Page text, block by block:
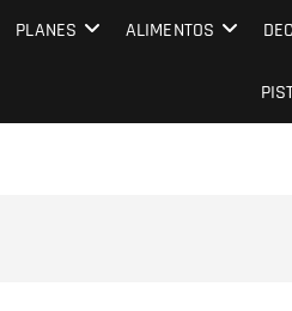
EVENTO CAPITAL
PLANES ALIMENTOS